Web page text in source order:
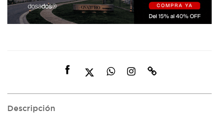
Descripción